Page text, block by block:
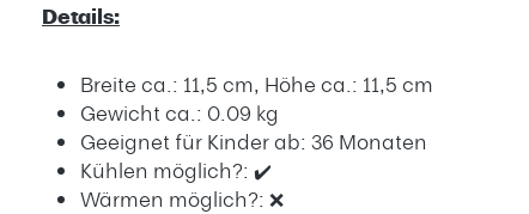
Details:
Breite ca.: 11,5 cm, Höhe ca.: 11,5 cm
Gewicht ca.: 0.09 kg
Geeignet für Kinder ab: 36 Monaten
Kühlen möglich?: ✔️
Wärmen möglich?: ❌